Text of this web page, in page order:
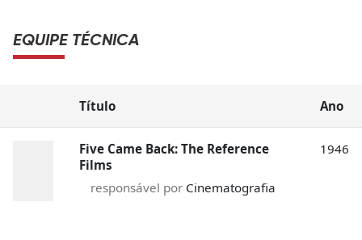
EQUIPE TÉCNICA
Título Ano
Five Came Back: The Reference
Films
responsável por Cinematografia
1946